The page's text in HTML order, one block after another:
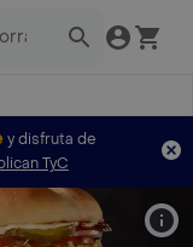
y disfruta de
TyC